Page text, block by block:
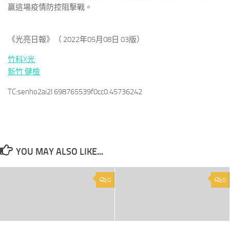
贏這場疫情防控阻擊戰。
《光亮日報》（ 2022年05月08日 03版）
竹科X光
新竹 健檢
TC:senho2ai2l 698765539f0cc0.45736242
YOU MAY ALSO LIKE...
0 0